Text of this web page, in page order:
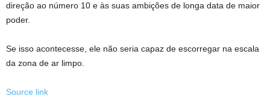
direção ao número 10 e às suas ambições de longa data de maior
poder.
Se isso acontecesse, ele não seria capaz de escorregar na escala
da zona de ar limpo.
Source link